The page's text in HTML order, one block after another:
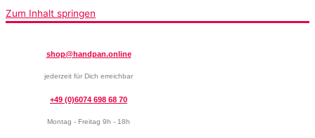
Zum Inhalt springen
shop@handpan.online
jederzeit für Dich erreichbar
+49 (0)6074 698 68 70
Montag - Freitag 9h - 18h